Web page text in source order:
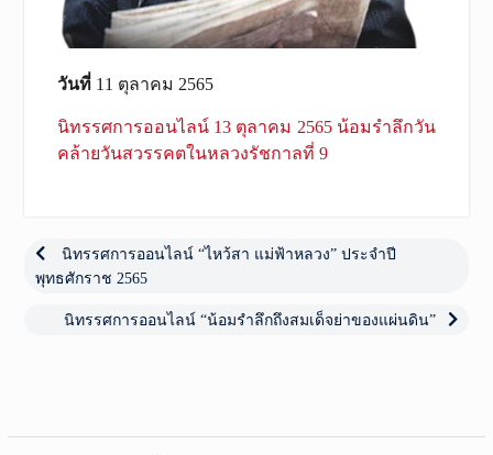
วันที่11 ตุลาคม 2565
นิทรรศการออนไลน์ 13 ตุลาคม 2565 น้อมรำลึกวัน
คล้ายวันสวรรคตในหลวงรัชกาลที่ 9
นำทาง
เรื่อง
Previous
post:
นิทรรศการออนไลน์ “ไหว้สา แม่ฟ้าหลวง” ประจำปี
พุทธศักราช 2565
Next
นิทรรศการออนไลน์ “น้อมรำลึกถึงสมเด็จย่าของแผ่นดิน”